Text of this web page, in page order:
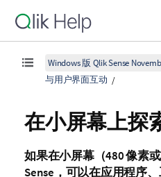
Windows 版 Qlik Sense
与用户界面互动
在小屏幕上探
如果在小屏幕（480 像素
Sense ，可以在应用程序